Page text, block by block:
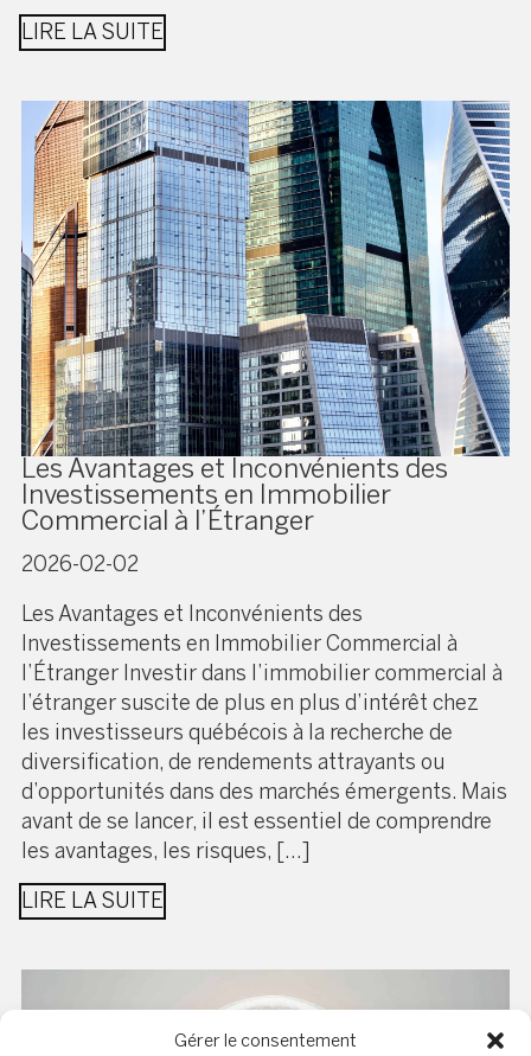
Gérer le consentement
LIRE LA SUITE
Les Avantages et Inconvénients des
Investissements en Immobilier
Commercial à l’Étranger
2026-02-02
Les Avantages et Inconvénients des
Investissements en Immobilier Commercial à
l’Étranger Investir dans l’immobilier commercial à
l’étranger suscite de plus en plus d’intérêt chez
les investisseurs québécois à la recherche de
diversification, de rendements attrayants ou
d’opportunités dans des marchés émergents. Mais
avant de se lancer, il est essentiel de comprendre
les avantages, les risques, […]
LIRE LA SUITE